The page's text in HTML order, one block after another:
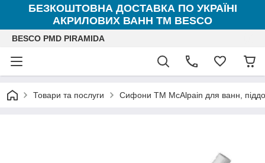
БЕЗКОШТОВНА ДОСТАВКА ПО УКРАЇНІ
АКРИЛОВИХ ВАНН ТМ BESCO
BESCO PMD PIRAMIDA
Товари та послуги Сифони ТМ McAlpain для ванн,